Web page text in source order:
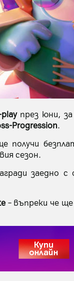
през юни, за
Progression.
получи
сезон.
заедно с
– въпреки че